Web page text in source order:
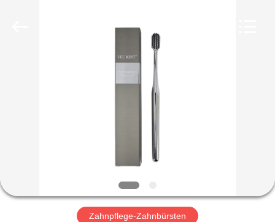
ÜBER
UNS
Zahnpflege-Zahnbürsten